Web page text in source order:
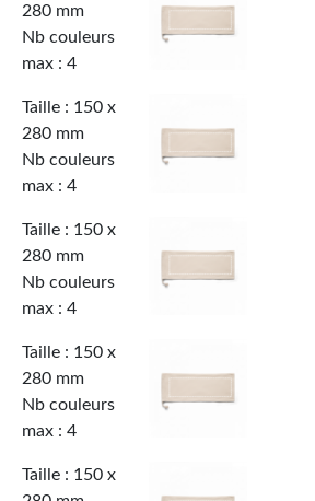
280 mm
Nb couleurs
max : 4
Taille : 150 x
280 mm
Nb couleurs
max : 4
Taille : 150 x
280 mm
Nb couleurs
max : 4
Taille : 150 x
280 mm
Nb couleurs
max : 4
Taille : 150 x